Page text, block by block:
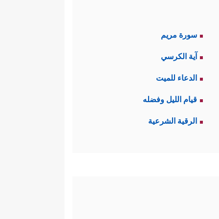
سورة مريم
آية الكرسي
الدعاء للميت
قيام الليل وفضله
الرقية الشرعية